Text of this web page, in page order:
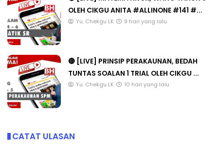
OLEH CIKGU ANITA #ALLINONE #141 #...
Yu. Chekgu LK 9 hari yang lalu
🔴 [LIVE] PRINSIP PERAKAUNAN, BEDAH
TUNTAS SOALAN 1 TRIAL OLEH CIKGU ...
Yu. Chekgu LK 10 hari yang lalu
CATAT ULASAN